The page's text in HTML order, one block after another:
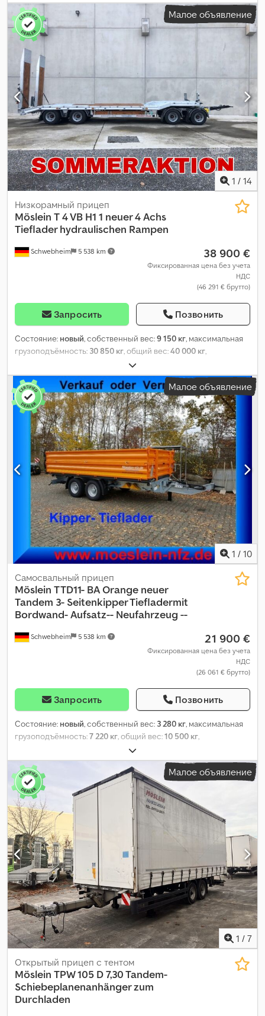
ширина пространства для загрузки:2 480 мм, высота
грузового отсека:
, объем грузового пространства:47
м³, подвеска:воздух, размер шины: 245 / 70 R 17,5, колесная
база:990 мм , тип передачи:
передней шины:
245 / 70
R 17,5 , кабина водителя:
биодизель, Оборудование:ABS, пневматический тормоз,
Малое объявление
1 / 14
Schwebheim 5 538 km
Низкорамный прицеп
Möslein T 4 VB H1 1 neuer 4 Achs
Tieflader hydraulischen Rampen
38 900 €
Фиксированная цена без учета
НДС
(46 291 € брутто)
Запросить Позвонить
Состояние: новый, собственный вес:9 150 кг, максимальная
грузоподъёмность: 30 850 кг, общий вес:40 000 кг,
, длина грузового отсека:
подвеска:воздух, размер шины:235/75 R 17,5, цвет:другое, тип
передачи:
другое, размер передней шины:235/75 R 17,5,
размер задней шины:235/75 R 17,5, кабина водителя:другое
класс выбросов:нет, топливо:биодизель, Оборудование:ABS,
пневматический тормоз,
Малое объявление
1 / 10
Schwebheim 5 538 km
Самосвальный прицеп
Möslein TTD11- BA Orange neuer
Tandem 3- Seitenkipper Tiefladermit
Bordwand- Aufsatz-- Neufahrzeug --
21 900 €
Фиксированная цена без учета
НДС
(26 061 € брутто)
Запросить Позвонить
Состояние: новый, собственный вес: 3 280 кг, максимальная
грузоподъёмность:7 220 кг, общий вес:10 500 кг,
, длина грузового отсека:
ширина пространства для загрузки:2 430 мм, высота
грузового отсека:
, объем грузового пространства:11
м³, подвеска: сталь, цвет:другое , тип передачи:
кабина водителя:другое , класс выбросов:нет, Оборудование:
ABS, пневматический тормоз
Малое объявление
1 / 7
Открытый прицеп с тентом
Möslein TPW 105 D 7,30 Tandem-
Schiebeplanenanhänger zum
Durchladen